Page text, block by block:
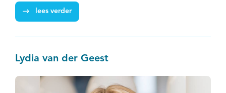
lees verder
Lydia van der Geest